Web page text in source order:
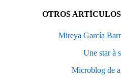
OTROS
Mireya García
Une star à
Microblog de